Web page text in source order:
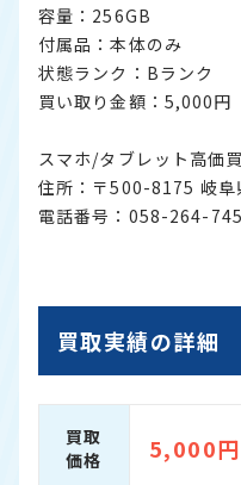
容量：256GB
付属品：本体のみ
状態ランク：Bランク
買い取り金額：5,000円
スマホ/タブレット高価
住所：〒500-8175 岐阜
電話番号：058-264-
買取実績の詳細
買取
価格
5,000円